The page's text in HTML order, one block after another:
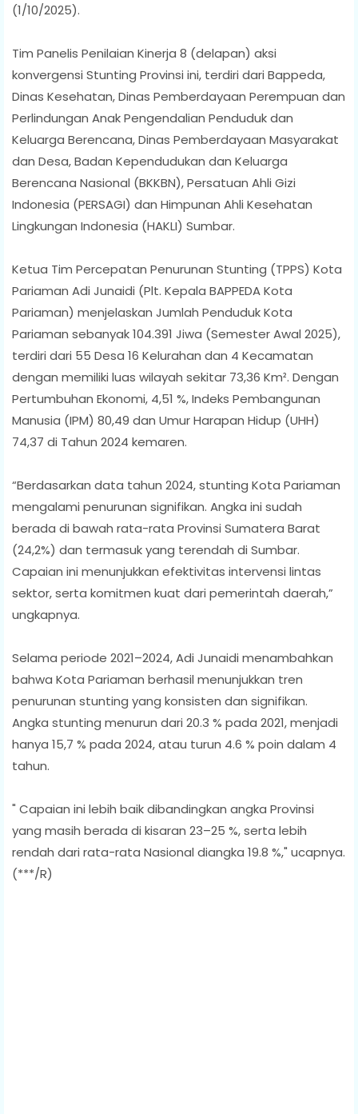
(1/10/2025).
Tim Panelis Penilaian Kinerja 8 (delapan) aksi
konvergensi Stunting Provinsi ini, terdiri dari Bappeda,
Dinas Kesehatan, Dinas Pemberdayaan Perempuan dan
Perlindungan Anak Pengendalian Penduduk dan
Keluarga Berencana, Dinas Pemberdayaan Masyarakat
dan Desa, Badan Kependudukan dan Keluarga
Berencana Nasional (BKKBN), Persatuan Ahli Gizi
Indonesia (PERSAGI) dan Himpunan Ahli Kesehatan
Lingkungan Indonesia (HAKLI) Sumbar.
Ketua Tim Percepatan Penurunan Stunting (TPPS) Kota
Pariaman Adi Junaidi (Plt. Kepala BAPPEDA Kota
Pariaman) menjelaskan Jumlah Penduduk Kota
Pariaman sebanyak 104.391 Jiwa (Semester Awal 2025),
terdiri dari 55 Desa 16 Kelurahan dan 4 Kecamatan
dengan memiliki luas wilayah sekitar 73,36 Km². Dengan
Pertumbuhan Ekonomi, 4,51 %, Indeks Pembangunan
Manusia (IPM) 80,49 dan Umur Harapan Hidup (UHH)
74,37 di Tahun 2024 kemaren.
“Berdasarkan data tahun 2024, stunting Kota Pariaman
mengalami penurunan signifikan. Angka ini sudah
berada di bawah rata-rata Provinsi Sumatera Barat
(24,2%) dan termasuk yang terendah di Sumbar.
Capaian ini menunjukkan efektivitas intervensi lintas
sektor, serta komitmen kuat dari pemerintah daerah,”
ungkapnya.
Selama periode 2021–2024, Adi Junaidi menambahkan
bahwa Kota Pariaman berhasil menunjukkan tren
penurunan stunting yang konsisten dan signifikan.
Angka stunting menurun dari 20.3 % pada 2021, menjadi
hanya 15,7 % pada 2024, atau turun 4.6 % poin dalam 4
tahun.
" Capaian ini lebih baik dibandingkan angka Provinsi
yang masih berada di kisaran 23–25 %, serta lebih
rendah dari rata-rata Nasional diangka 19.8 %," ucapnya.
(***/R)